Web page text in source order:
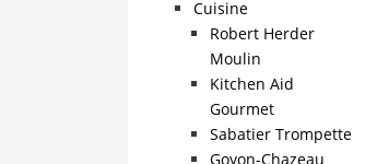
Cuisine
Robert Herder
Moulin
Kitchen Aid
Gourmet
Sabatier Trompette
Goyon-Chazeau